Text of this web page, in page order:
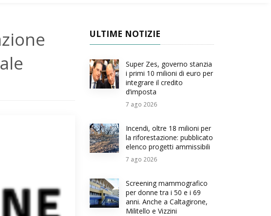
ULTIME NOTIZIE
Super Zes, governo stanzia
i primi 10 milioni di euro per
integrare il credito
d’imposta
7 ago 2026
Incendi, oltre 18 milioni per
la riforestazione: pubblicato
elenco progetti ammissibili
7 ago 2026
Screening mammografico
per donne tra i 50 e i 69
anni. Anche a Caltagirone,
Militello e Vizzini